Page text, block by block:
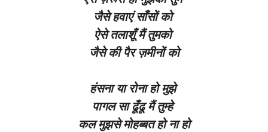
जैसे हवाएं साँसों को
ऐसे तलाशूँ मैं तुमको
जैसे की पैर ज़मीनों को
हंसना या रोना हो मुझे
पागल सा ढूँढू मैं तुम्हे
कल मुझसे मोहब्बत हो ना हो